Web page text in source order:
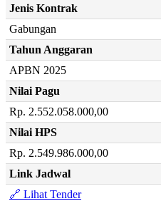
Jenis Kontrak
Gabungan
Tahun Anggaran
APBN 2025
Nilai Pagu
Rp. 2.552.058.000,00
Nilai HPS
Rp. 2.549.986.000,00
Link Jadwal
🔗 Lihat Tender